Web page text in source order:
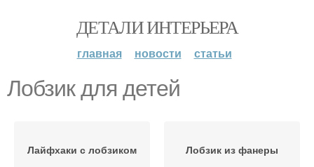
ДЕТАЛИ ИНТЕРЬЕРА
главная новости статьи
Лобзик для детей
Лайфхаки с лобзиком Лобзик из фанеры